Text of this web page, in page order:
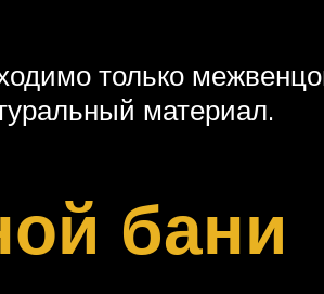
только
материал.
бани